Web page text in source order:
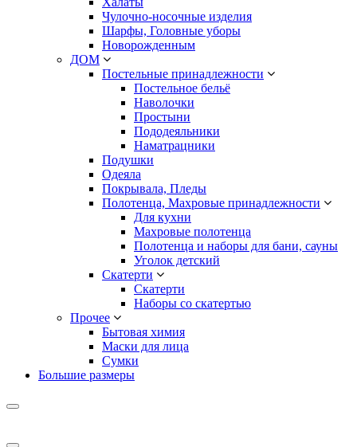
Чулочно-носочные изделия
Шарфы, Головные уборы
Новорожденным
ДОМ
Постельные принадлежности
Постельное бельё
Наволочки
Простыни
Пододеяльники
Наматрацники
Подушки
Одеяла
Покрывала, Пледы
Полотенца, Махровые принадлежности
Для кухни
Махровые полотенца
Полотенца и наборы для бани, сауны
Уголок детский
Скатерти
Скатерти
Наборы со скатертью
Прочее
Бытовая химия
Маски для лица
Сумки
Большие размеры